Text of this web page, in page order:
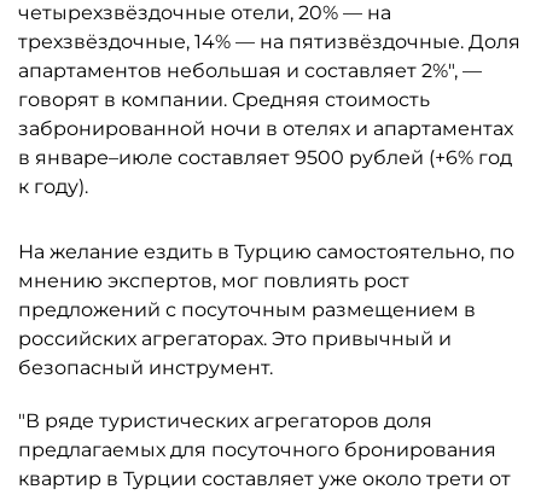
четырехзвёздочные отели, 20% — на
трехзвёздочные, 14% — на пятизвёздочные. Доля
апартаментов небольшая и составляет 2%", —
говорят в компании. Средняя стоимость
забронированной ночи в отелях и апартаментах
в январе–июле составляет 9500 рублей (+6% год
к году).
На желание ездить в Турцию самостоятельно, по
мнению экспертов, мог повлиять рост
предложений с посуточным размещением в
российских агрегаторах. Это привычный и
безопасный инструмент.
"В ряде туристических агрегаторов доля
предлагаемых для посуточного бронирования
квартир в Турции составляет уже около трети от